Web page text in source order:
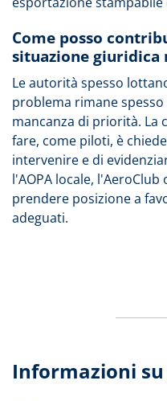
Come posso
situazione giuridica
Le autorità spesso
problema rimane
mancanza di priorità. La
fare, come piloti, è
intervenire e di
l'AOPA locale,
prendere posizione a
adeguati.
Informazioni